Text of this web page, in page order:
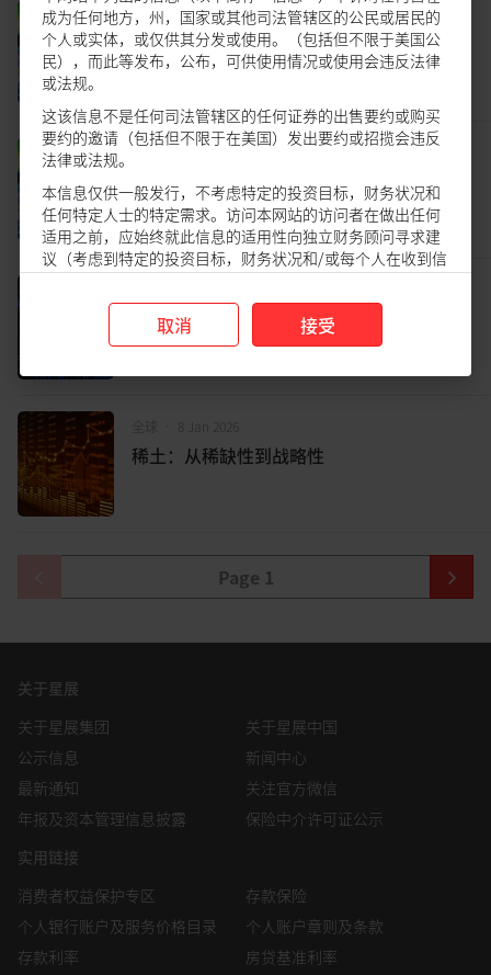
全球• 19 Jan 2026
东盟股市：进入重新加速阶段
全球 • 19 Jan 2026
全球市场震荡，机遇何在？深度解析多重挑
战下的投资布局
委内瑞拉事件对金融市场的影响
8 Jan 2026
稀土：从稀缺性到战略性
Page 1
关于星展
关于星展集团
关于星展中国
公示信息
新闻中心
最新通知
关注官方微信
年报及资本管理信息披露
保险中介许可证公示
实用链接
消费者权益保护专区
存款保险
个人银行账户及服务价格目录
个人账户章则及条款
存款利率
房贷基准利率
成为任何地方，州，国家或其他司法管辖区的公民或居民的
个人或实体，或仅供其分发或使用。（包括但不限于美国公
民），而此等发布，公布，可供使用情况或使用会违反法律
或法规。
这该信息不是任何司法管辖区的任何证券的出售要约或购买
要约的邀请（包括但不限于在美国）发出要约或招揽会违反
法律或法规。
本信息仅供一般发行，不考虑特定的投资目标，财务状况和
任何特定人士的特定需求。访问本网站的访问者在做出任何
适用之前，应始终就此信息的适用性向独立财务顾问寻求建
议（考虑到特定的投资目标，财务状况和/或每个人在收到信
息时的特定需求）。根据信息的依赖进行投资和/或任何购
DBS Research Disclaimer
not directed to, or intended for distribution to or use by,
located in any locality, state, country, or other jurisdiction
(including but not limited to citizens or residents of the
United States of America) where such distribution,
publication, availability or use would be contrary to law or
regulation.
but not limited to the United States of America) where
and does not have regard to the specific investment
any specific person. Visitors accessing this website should
always seek advice from an independent financial adviser
herein (taking into account the specific investment
objectives, financial situation and/or particular needs of
any investment and/or any purchase in reliance of the
取消 接受